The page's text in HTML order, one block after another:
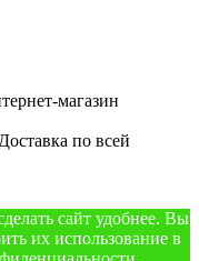
магазин
по всей
сайт удобнее. Вы
их использование в